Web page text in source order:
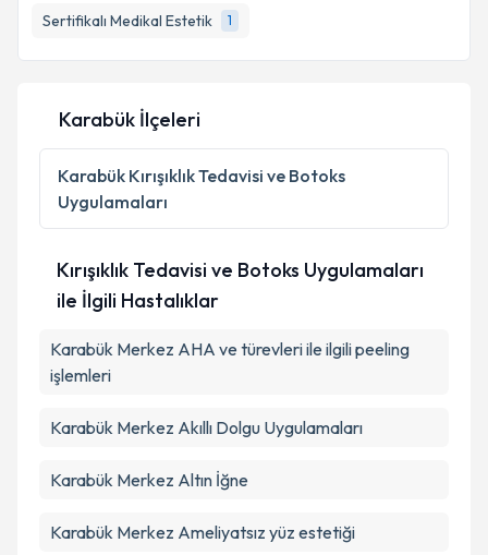
Sertifikalı Medikal Estetik
1
Karabük İlçeleri
Karabük Kırışıklık Tedavisi ve Botoks
Uygulamaları
Kırışıklık Tedavisi ve Botoks Uygulamaları
ile İlgili Hastalıklar
Karabük Merkez AHA ve türevleri ile ilgili peeling
işlemleri
Karabük Merkez Akıllı Dolgu Uygulamaları
Karabük Merkez Altın İğne
Karabük Merkez Ameliyatsız yüz estetiği